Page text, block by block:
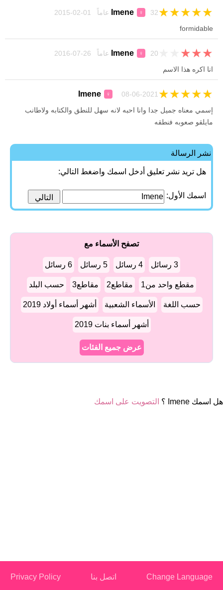
Imene ♀ 32 عاماً 01-02-2015 ★
★
★
★
★
formidable
Imene ♀ 20 عاماً 26-07-2016 ★
★
★
انا اكره هذا الاسم
Imene ♀ 08-06-2021 ★
★
★
★
★
إسمي معناه جميل جدا وانا احبه لانه سهل للنطق والكتابه ولاطانب
مايلقو صعوبه فنطقه
نشر الرسالة
هل تريد نشر تعليق أدخل اسمك واضغط التالي:
اسمك الأول:
تصفح الأسماء مع
3 رسائل 4 رسائل 5 رسائل 6 رسائل
مقطع واحد من1 مقاطع2 مقاطع3 حسب البلد
حسب اللغة الأسماء الشعبية أشهر أسماء أولاد 2019
أشهر أسماء بنات 2019
عرض جميع الفئات
هل اسمك Imene ؟ التصويت على اسمك
Change Language اتصل بنا Privacy Policy